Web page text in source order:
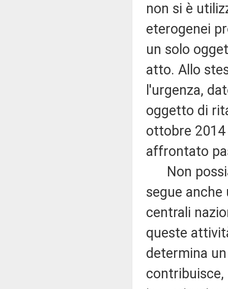
non si è
eterogenei
un solo
atto. Allo
l'urgenza,
oggetto di
ottobre
affrontato
Non
segue anche
centrali
queste
determina
contribuisce,